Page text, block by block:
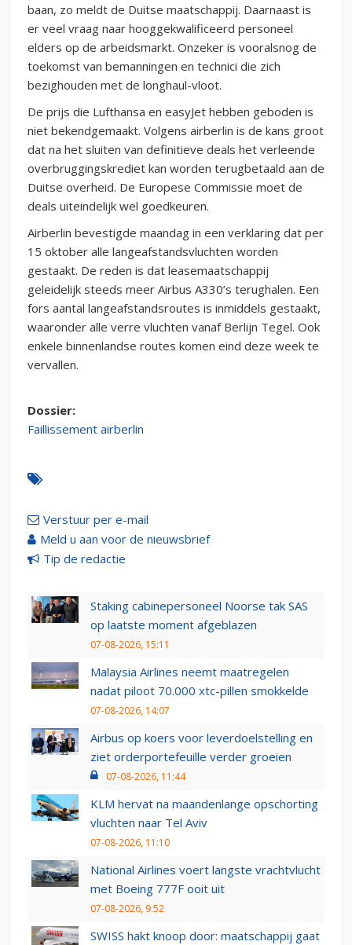
baan, zo meldt de Duitse maatschappij. Daarnaast is
er veel vraag naar hooggekwalificeerd personeel
elders op de arbeidsmarkt. Onzeker is vooralsnog de
toekomst van bemanningen en technici die zich
bezighouden met de longhaul-vloot.
De prijs die Lufthansa en easyJet hebben geboden is
niet bekendgemaakt. Volgens airberlin is de kans groot
dat na het sluiten van definitieve deals het verleende
overbruggingskrediet kan worden terugbetaald aan de
Duitse overheid. De Europese Commissie moet de
deals uiteindelijk wel goedkeuren.
Airberlin bevestigde maandag in een verklaring dat per
15 oktober alle langeafstandsvluchten worden
gestaakt. De reden is dat leasemaatschappij
geleidelijk steeds meer Airbus A330’s terughalen. Een
fors aantal langeafstandsroutes is inmiddels gestaakt,
waaronder alle verre vluchten vanaf Berlijn Tegel. Ook
enkele binnenlandse routes komen eind deze week te
vervallen.
Dossier:
Faillissement airberlin
Verstuur per e-mail
Meld u aan voor de nieuwsbrief
Tip de redactie
Staking cabinepersoneel Noorse tak SAS
op laatste moment afgeblazen
07-08-2026, 15:11
Malaysia Airlines neemt maatregelen
nadat piloot 70.000 xtc-pillen smokkelde
07-08-2026, 14:07
Airbus op koers voor leverdoelstelling en
ziet orderportefeuille verder groeien
07-08-2026, 11:44
KLM hervat na maandenlange opschorting
vluchten naar Tel Aviv
07-08-2026, 11:10
National Airlines voert langste vrachtvlucht
met Boeing 777F ooit uit
07-08-2026, 9:52
SWISS hakt knoop door: maatschappij gaat